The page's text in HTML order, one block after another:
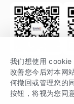
开发者文档
SDK 文档
场景指南
行业活动
关注公众号
GrowingIO 是专注于
我们想使用 cookie
改善您今后对本网
何撤回或管理您的
按钮，将视为您同